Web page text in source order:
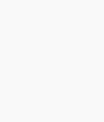
включено. Добро